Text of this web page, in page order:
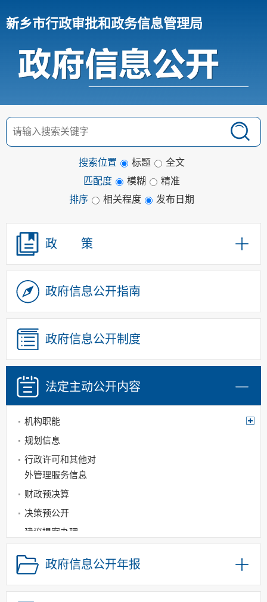
新乡市行政审批和政务信息管理局
搜索位置 标题
全文
匹配度
模糊
精准
排序
相关程度 发布日期
政 策
政府信息公开指南
政府信息公开制度
法定主动公开内容
机构职能
规划信息
行政许可和其他对
外管理服务信息
财政预决算
决策预公开
建议提案办理
其他主动公开信息
政府信息公开年报